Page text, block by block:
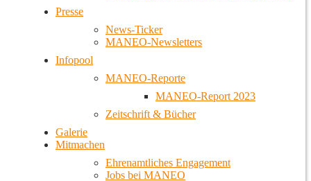
Presse
News-Ticker
MANEO-Newsletters
Infopool
MANEO-Reporte
MANEO-Report 2023
Zeitschrift & Bücher
Galerie
Mitmachen
Ehrenamtliches Engagement
Jobs bei MANEO